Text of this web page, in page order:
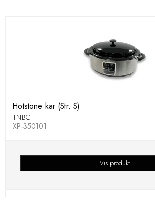
Hotstone kar (Str. S)
TNBC
XP-350101
Vis produkt